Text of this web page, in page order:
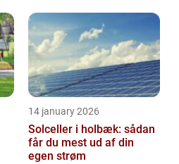
14 january 2026
Solceller i holbæk: sådan
får du mest ud af din
egen strøm